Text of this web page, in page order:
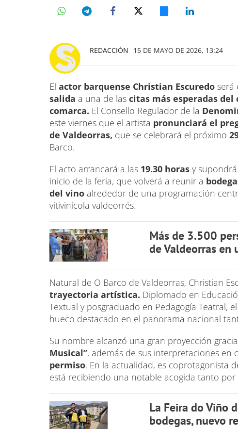
REDACCIÓN 15 DE MAYO DE 2026, 13:24
El actor barquense Christian Escuredo será
salida a una de las citas más esperadas
comarca. El Consello Regulador de la
este viernes que el artista pronunciará el
de Valdeorras, que se celebrará el próximo
Barco.
El acto arrancará a las 19.30 horas y
inicio de la feria, que volverá a reunir a
del vino alrededor de una programación
vitivinícola valdeorrés.
Más de 3.500
de Valdeorras
Natural de O Barco de Valdeorras, Christian
trayectoria artística. Diplomado en
Textual y posgraduado en Pedagogía Teatral,
hueco destacado en el panorama nacional
Su nombre alcanzó una gran proyección
Musical”, además de sus interpretaciones en
permiso. En la actualidad, es coprotagonista
está recibiendo una notable acogida tanto
La Feira do Viño
bodegas, nuevo